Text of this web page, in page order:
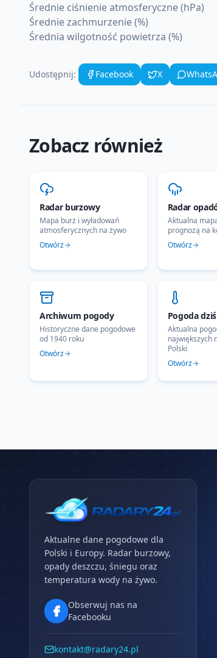
Średnie ciśnienie atmosferyczne (hPa)
Średnie zachmurzenie (%)
Średnia wilgotność powietrza (%)
Udostępnij: Facebook X
Zobacz również
Radar burzowy
Mapa burz i wyładowań
atmosferycznych na żywo
Otwórz
Radar
Aktualna
prognozą na
Otwórz
Archiwum pogody
Historyczne dane pogodowe
od 1940 roku
Otwórz
Pogoda dziś
Aktualna
największych
Polski
Otwórz
Aktualne dane pogodowe dla
Polski i Europy. Radar burzowy,
opady deszczu, śniegu oraz
temperatura wody na żywo.
Obserwuj nas na
Facebooku
kontakt@radary24.pl